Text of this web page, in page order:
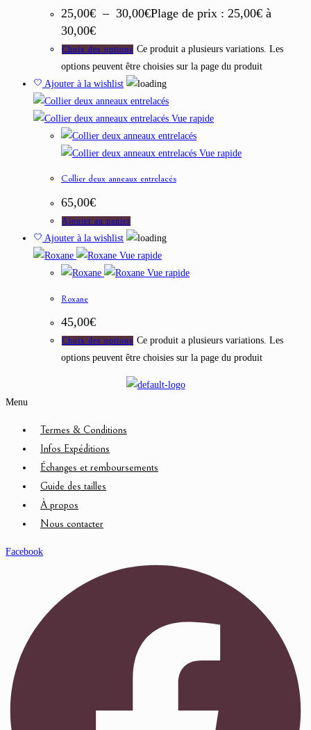
25,00€ – 30,00€Plage de prix : 25,00€ à
30,00€
Choix des options Ce produit a plusieurs variations. Les
options peuvent être choisies sur la page du produit
Ajouter à la wishlist
Vue rapide
Vue rapide
Collier deux anneaux entrelacés
65,00€
Ajouter au panier
Ajouter à la wishlist
Vue rapide
Vue rapide
Roxane
45,00€
Choix des options Ce produit a plusieurs variations. Les
options peuvent être choisies sur la page du produit
Menu
Termes & Conditions
Infos Expéditions
Échanges et remboursements
Guide des tailles
À propos
Nous contacter
Facebook